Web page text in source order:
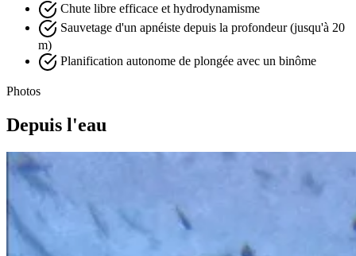
Chute libre efficace et hydrodynamisme
Sauvetage d'un apnéiste depuis la profondeur (jusqu'à 20
m)
Planification autonome de plongée avec un binôme
Photos
Depuis l'eau